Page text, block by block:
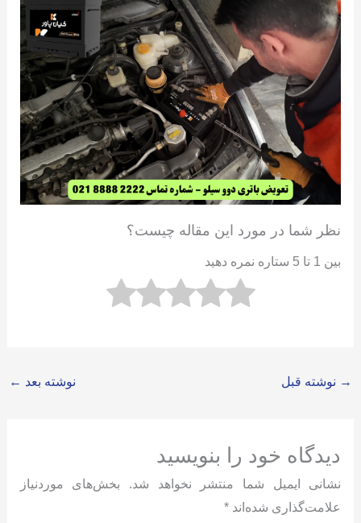
نظر شما در مورد این مقاله چیست؟
بین 1 تا 5 ستاره نمره دهید
→ نوشته قبل نوشته بعد ←
دیدگاه‌ خود را بنویسید
نشانی ایمیل شما منتشر نخواهد شد.
بخش‌های موردنیاز
علامت‌گذاری شده‌اند *